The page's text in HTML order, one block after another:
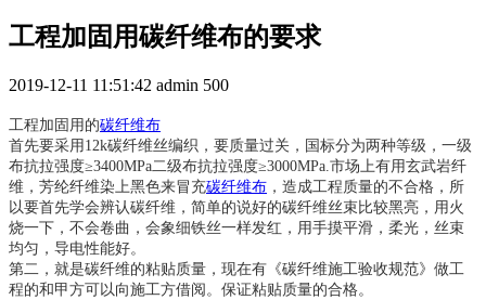
工程加固用碳纤维布的要求
2019-12-11 11:51:42 admin 500
工程加固用的碳纤维布
首先要采用 12k碳纤维丝编织， 要质量过关， 国标分为两种等级，一级
布抗拉强度≥3400MPa二级布抗拉强度≥3000MPa.市场上有用玄武岩纤
维，芳纶纤维染上黑色来冒充碳纤维布 ，造成工程质量的不合格，所
以要首先学会辨认碳纤维，简单的说好的碳纤维丝束比较黑亮，用火
烧一下，不会卷曲，会象细铁丝一样发红，用手摸平滑，柔光，丝束
均匀，导电性能好。
第二，就是碳纤维的粘贴质量，现在有《碳纤维施工验收规范》做工
程的和甲方可以向施工方借阅。保证粘贴质量的合格。